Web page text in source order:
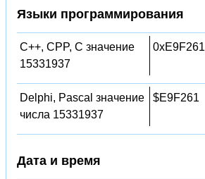
Языки программирования
C++, CPP, C значение
15331937
0xE9F261
Delphi, Pascal значение
числа 15331937
$E9F261
Дата и время